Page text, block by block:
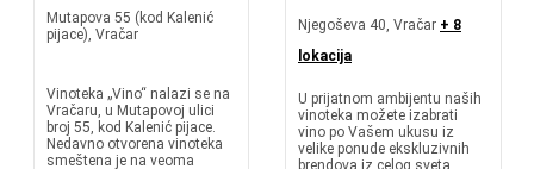
Mutapova 55 (kod Kalenić
pijace), Vračar
Vinoteka „Vino“ nalazi se na
Vračaru, u Mutapovoj ulici
broj 55, kod Kalenić pijace.
Nedavno otvorena vinoteka
smeštena je na veoma
Njegoševa 40, Vračar + 8
lokacija
U prijatnom ambijentu naših
vinoteka možete izabrati
vino po Vašem ukusu iz
velike ponude ekskluzivnih
brendova iz celog sveta.